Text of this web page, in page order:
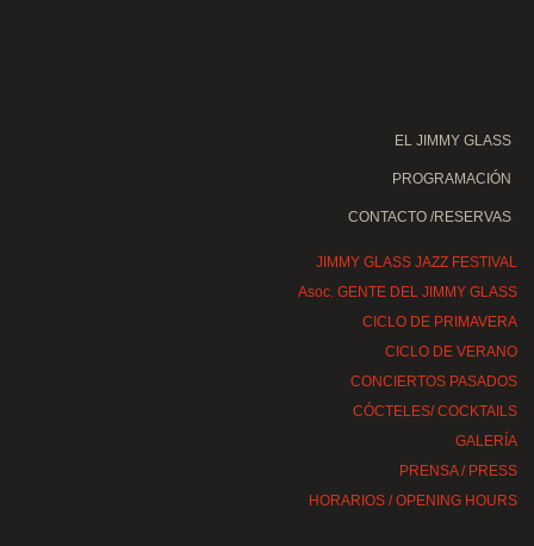
EL JIMMY GLASS
PROGRAMACIÓN
CONTACTO /RESERVAS
JIMMY GLASS JAZZ FESTIVAL
Asoc. GENTE DEL JIMMY GLASS
CICLO DE PRIMAVERA
CICLO DE VERANO
CONCIERTOS PASADOS
CÓCTELES/ COCKTAILS
GALERÍA
PRENSA / PRESS
HORARIOS / OPENING HOURS